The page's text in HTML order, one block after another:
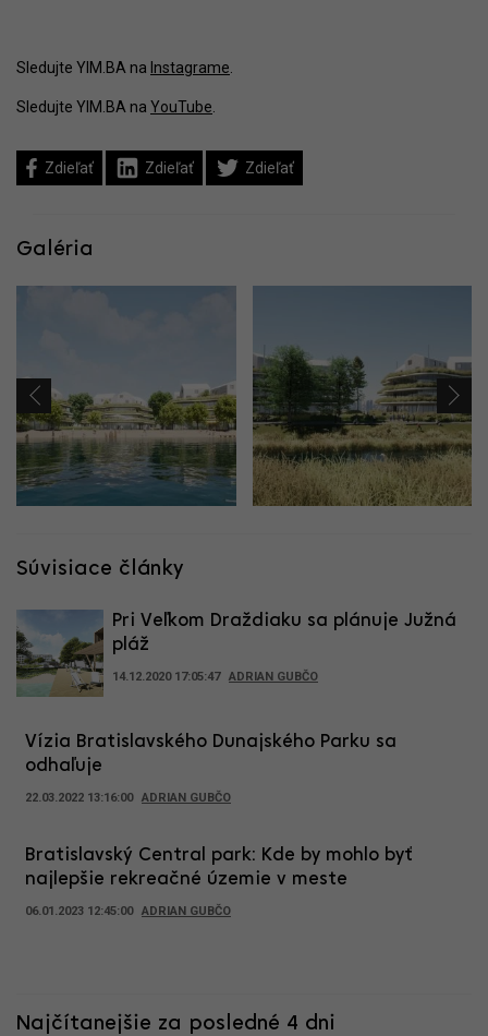
Sledujte YIM.BA na Instagrame
Sledujte YIM.BA na YouTube
Zdieľať Zdieľať Zdieľať
Galéria
Súvisiace články
Pri Veľkom Draždiaku sa plánuje Južná
pláž
14.12.2020 17:05:47 ADRIAN GUBČO
Vízia Bratislavského Dunajského Parku sa
odhaľuje
22.03.2022 13:16:00 ADRIAN GUBČO
Bratislavský Central park: Kde by mohlo byť
najlepšie rekreačné územie v meste
06.01.2023 12:45:00 ADRIAN GUBČO
Najčítanejšie za posledné 4 dni